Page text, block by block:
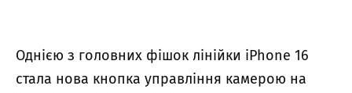
Однією з головних фішок лінійки iPhone 16
стала нова кнопка управління камерою на